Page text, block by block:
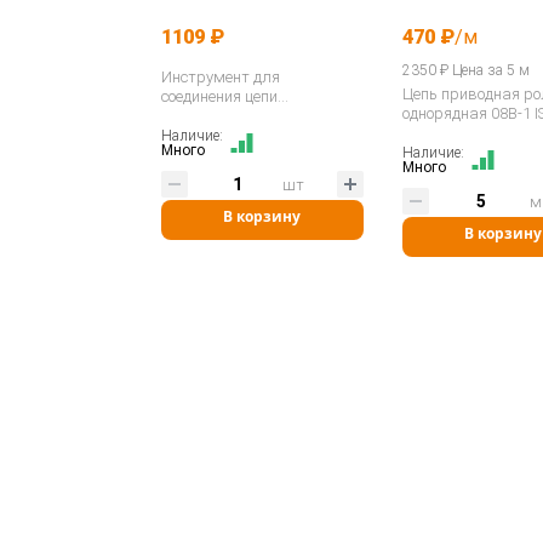
1109 ₽
Инструмент для
соединения цепи
12B / ASA ANSI 35-60
400035…
Наличие:
Много
В корзину
шт
470 ₽/м
2350 ₽ Цена за 5 м
Цепь приводная
однорядная 08B-1
Наличие:
Много
В корзину
м